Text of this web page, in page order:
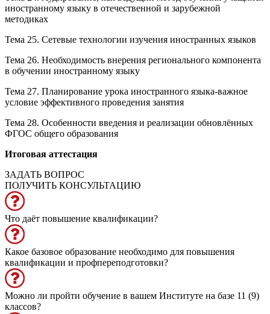
иностранному языку в отечественной и зарубежной
методиках
Тема 25. Сетевые технологии изучения иностранных языков
Тема 26. Необходимость внерения регионального компонента
в обучении иностранному языку
Тема 27. Планирование урока иностранного языка-важное
условие эффективного проведения занятия
Тема 28. Особенности введения и реализации обновлённых
ФГОС общего образования
Итоговая аттестация
ЗАДАТЬ ВОПРОС
ПОЛУЧИТЬ КОНСУЛЬТАЦИЮ
Что даёт повышение квалификации?
Какое базовое образование необходимо для повышения
квалификации и профпереподготовки?
Можно ли пройти обучение в вашем Институте на базе 11 (9)
классов?